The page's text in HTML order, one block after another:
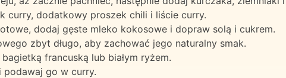
curry, dodatkowy proszek chili i liście curry.
dodaj gęste mleko kokosowe i dopraw solą i cukrem.
zbyt długo, aby zachować jego naturalny smak.
francuską lub białym ryżem.
podawaj go w curry.